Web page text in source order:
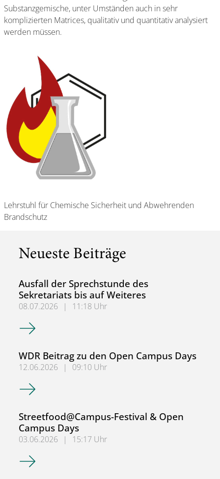
Substanzgemische, unter Umständen auch in sehr
komplizierten Matrices, qualitativ und quantitativ analysiert
werden müssen.
Lehrstuhl für Chemische Sicherheit und Abwehrenden
Brandschutz
Neueste Beiträge
Ausfall der Sprechstunde des
Sekretariats bis auf Weiteres
08.07.2026 |
11:18 Uhr
Ausfall der Sprechstunde des Sekretariats bis auf
WDR Beitrag zu den Open Campus Days
12.06.2026 |
09:10 Uhr
WDR Beitrag zu den Open Campus Days
Streetfood@Campus-Festival & Open
Campus Days
03.06.2026 |
15:17 Uhr
Streetfood@Campus-Festival & Open Campus Days